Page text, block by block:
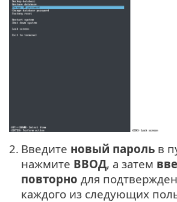
2. Введите новый пароль в
нажмите ВВОД, а затем
повторно для
каждого из следующих